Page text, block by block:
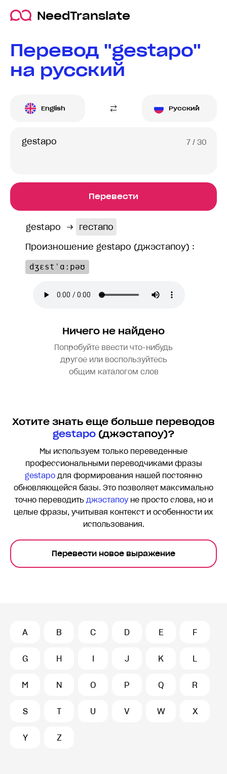
NeedTranslate
Перевод "gestapo"
на русский
English Русский
7 / 30
Перевести
gestapo →
гестапо
Произношение gestapo (джэстапоу) :
dʒɛstˈɑːpəʊ
Ничего не найдено
Попробуйте ввести что-нибудь
другое или воспользуйтесь
общим каталогом слов
Хотите знать еще больше переводов
gestapo(джэстапоу)?
Мы используем только переведенные
профессиональными переводчиками фразы
gestapo для формирования нашей постоянно
обновляющейся базы. Это позволяет максимально
точно переводить джэстапоуне просто слова, но и
целые фразы, учитывая контекст и особенности их
использования.
Перевести новое выражение
A B C D E F
G H I J K L
M N O P Q R
S T U V W X
Y Z